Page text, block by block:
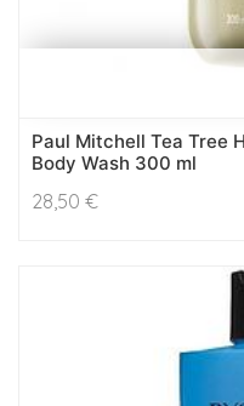
Paul Mitchell Tea Tree
Body Wash 300 ml
28,50 €